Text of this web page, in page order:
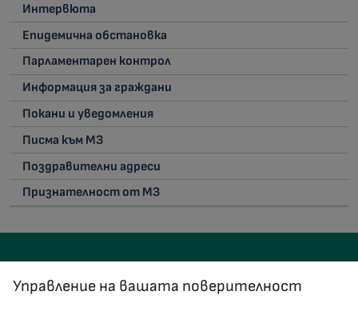
Интервюта
Епидемична обстановка
Парламентарен контрол
Информация за граждани
Покани и уведомления
Писма към МЗ
Поздравителни адреси
Признателност от МЗ
Управление на вашата поверителност